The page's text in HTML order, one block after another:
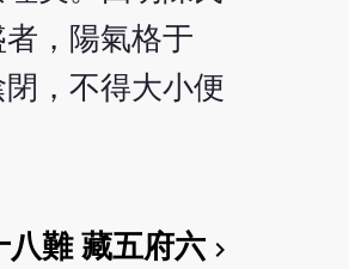
，陽氣格于
，不得大小便
八難 藏五府六chevron_right